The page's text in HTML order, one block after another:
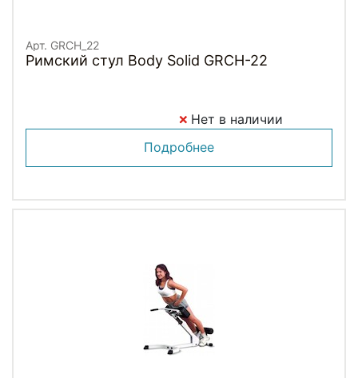
Арт. GRCH_22
Римский стул Body Solid GRCH-22
Нет в наличии
Подробнее